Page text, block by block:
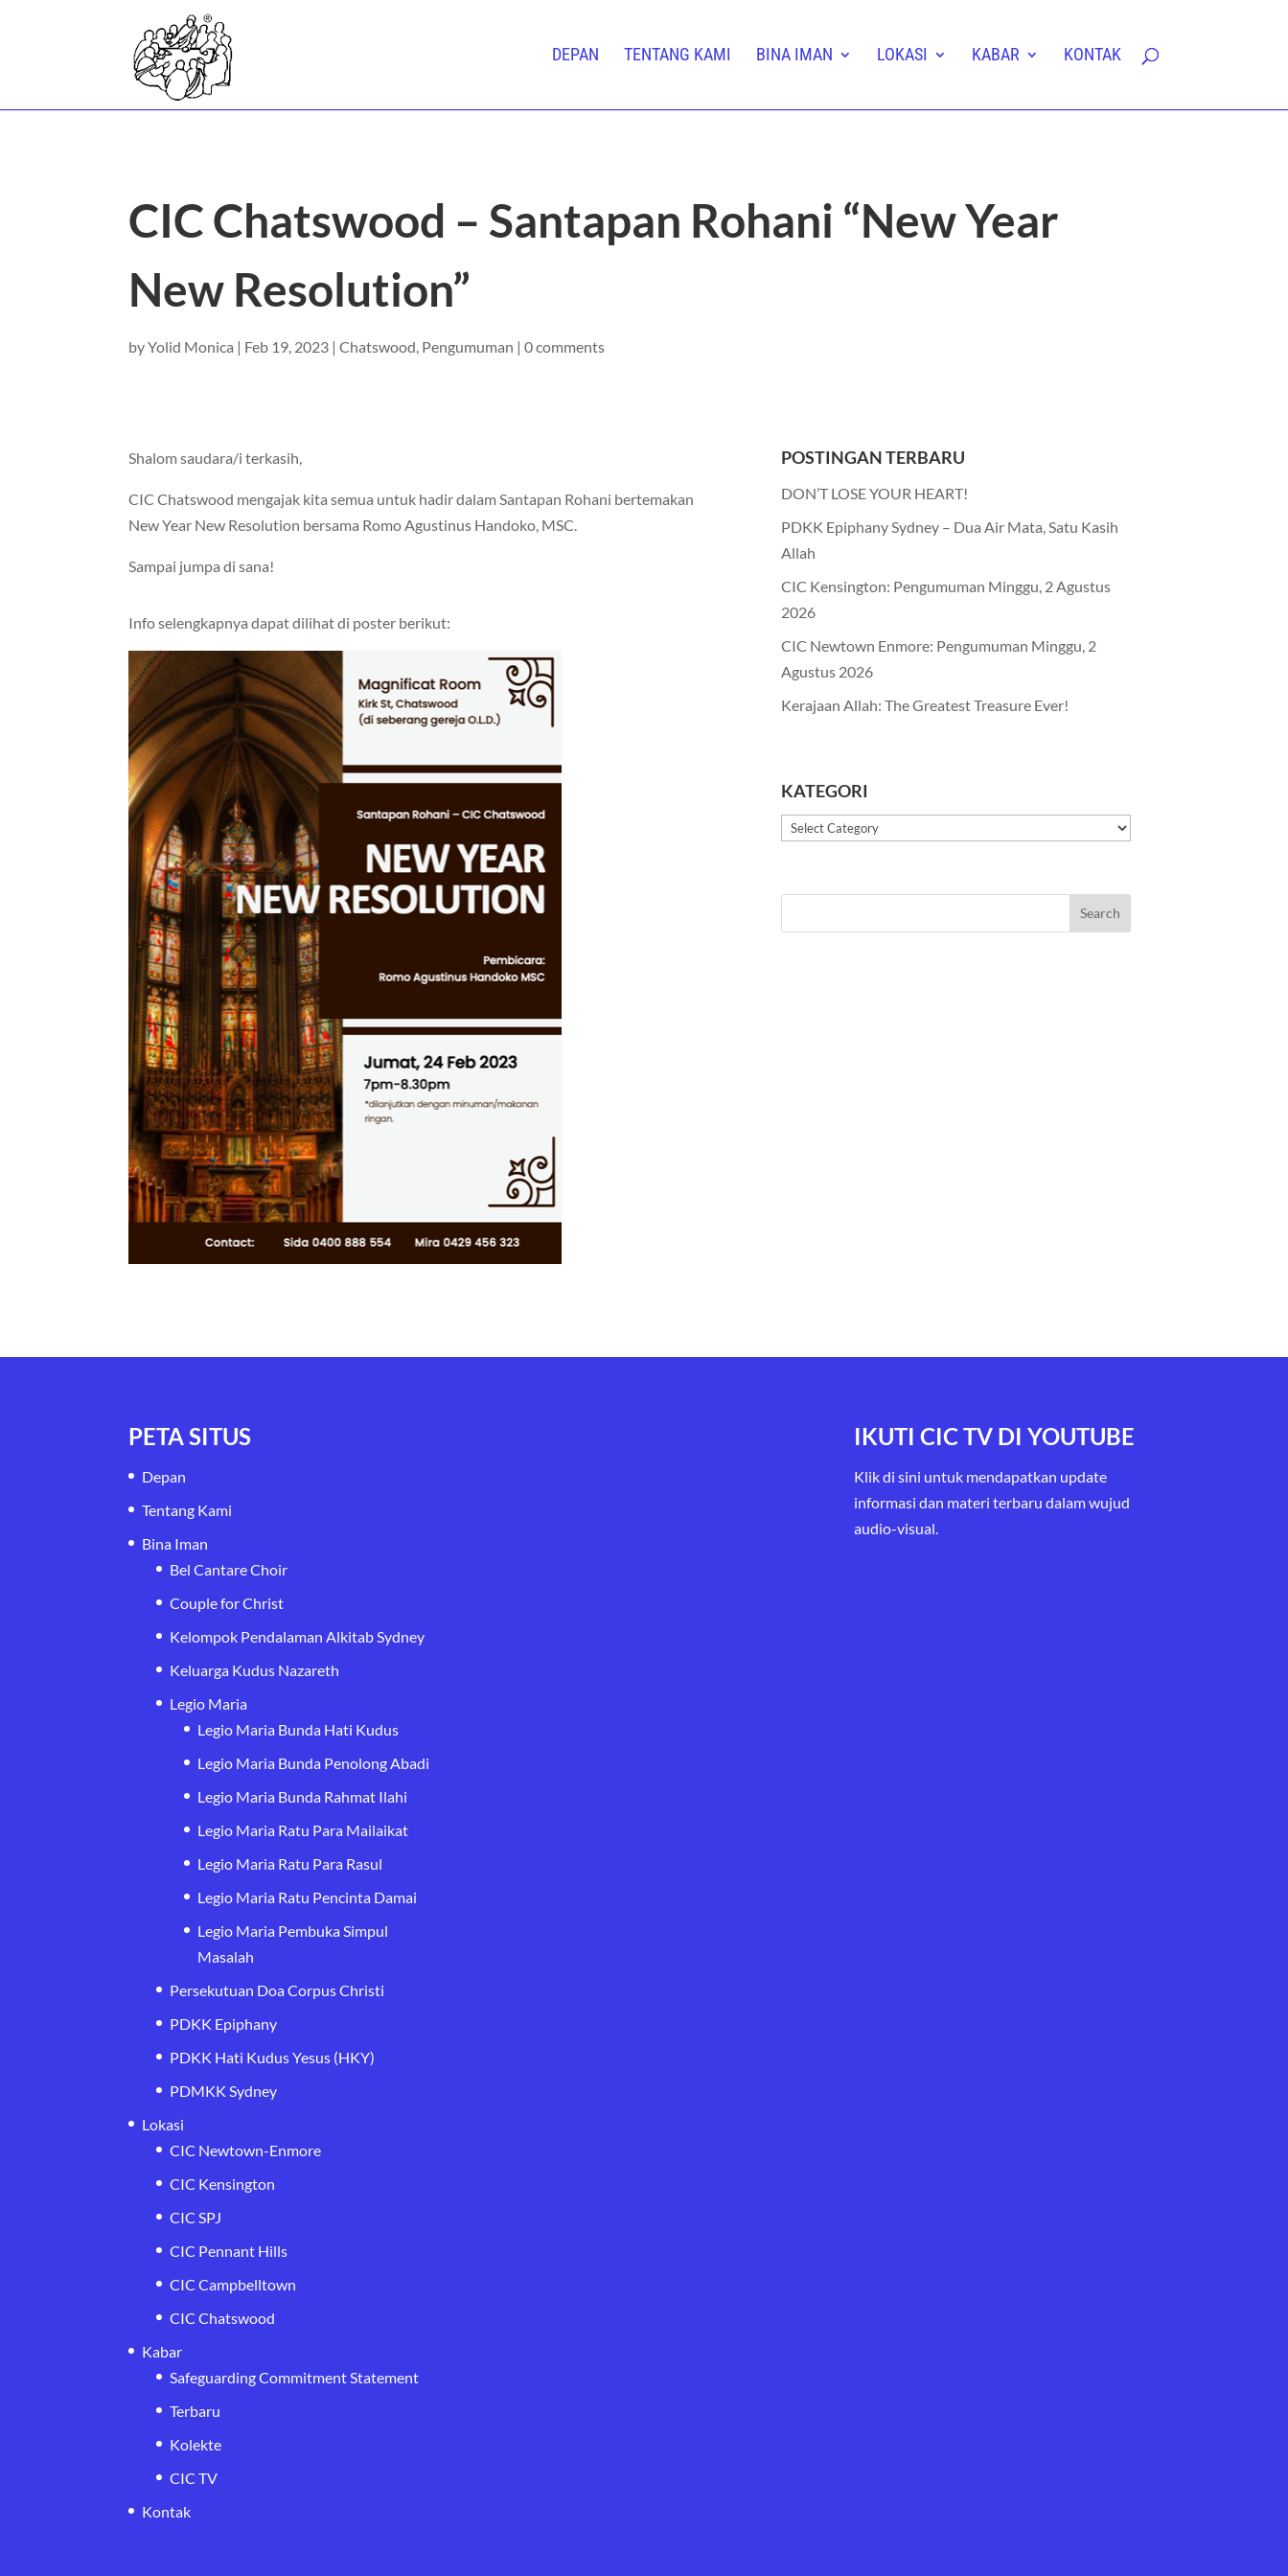
DEPAN TENTANG KAMI BINA IMAN LOKASI KABAR KONTAK
CIC Chatswood – Santapan Rohani “New Year
New Resolution”
byYolid Monica | Feb 19, 2023 |Chatswood Pengumuman |0 comments
Shalom saudara/i terkasih,
CIC Chatswood mengajak kita semua untuk hadir dalam Santapan Rohani bertemakan
New Year New Resolution bersama Romo Agustinus Handoko, MSC.
Sampai jumpa di sana!
Info selengkapnya dapat dilihat di poster berikut:
POSTINGAN TERBARU
DON’T LOSE YOUR HEART!
PDKK Epiphany Sydney – Dua Air Mata, Satu Kasih
Allah
CIC Kensington: Pengumuman Minggu, 2 Agustus
2026
CIC Newtown Enmore: Pengumuman Minggu, 2
Agustus 2026
Kerajaan Allah: The Greatest Treasure Ever!
KATEGORI
Kategori
PETA SITUS
Depan
Tentang Kami
Bina Iman
Bel Cantare Choir
Couple for Christ
Kelompok Pendalaman Alkitab Sydney
Keluarga Kudus Nazareth
Legio Maria
Legio Maria Bunda Hati Kudus
Legio Maria Bunda Penolong Abadi
Legio Maria Bunda Rahmat Ilahi
Legio Maria Ratu Para Mailaikat
Legio Maria Ratu Para Rasul
Legio Maria Ratu Pencinta Damai
Legio Maria Pembuka Simpul
Masalah
Persekutuan Doa Corpus Christi
PDKK Epiphany
PDKK Hati Kudus Yesus (HKY)
PDMKK Sydney
Lokasi
CIC Newtown-Enmore
CIC Kensington
CIC SPJ
CIC Pennant Hills
CIC Campbelltown
CIC Chatswood
Kabar
Safeguarding Commitment Statement
Terbaru
Kolekte
CIC TV
Kontak
IKUTI CIC TV DI YOUTUBE
Klik di sini untuk mendapatkan update
informasi dan materi terbaru dalam wujud
audio-visual.